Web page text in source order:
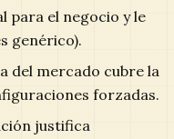
para el negocio y le
genérico).
del mercado cubre la
forzadas.
justifica